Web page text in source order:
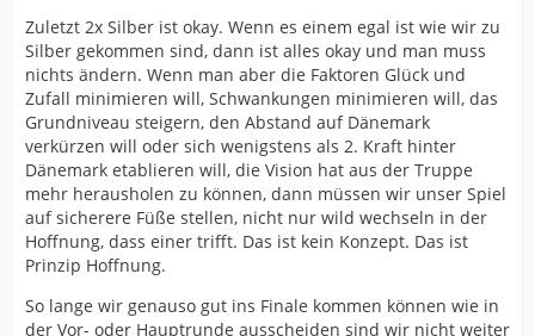
Zuletzt 2x Silber ist okay. Wenn es einem egal ist wie wir zu
Silber gekommen sind, dann ist alles okay und man muss
nichts ändern. Wenn man aber die Faktoren Glück und
Zufall minimieren will, Schwankungen minimieren will, das
Grundniveau steigern, den Abstand auf Dänemark
verkürzen will oder sich wenigstens als 2. Kraft hinter
Dänemark etablieren will, die Vision hat aus der Truppe
mehr herausholen zu können, dann müssen wir unser Spiel
auf sicherere Füße stellen, nicht nur wild wechseln in der
Hoffnung, dass einer trifft. Das ist kein Konzept. Das ist
Prinzip Hoffnung.
So lange wir genauso gut ins Finale kommen können wie in
der Vor- oder Hauptrunde ausscheiden sind wir nicht weiter